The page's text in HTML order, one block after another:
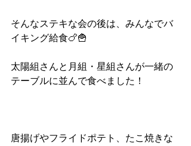
そんなステキな会の後は、みんなでバ
イキング給食🍗🍟
太陽組さんと月組・星組さんが一緒の
テーブルに並んで食べました！
唐揚げやフライドポテト、たこ焼きな